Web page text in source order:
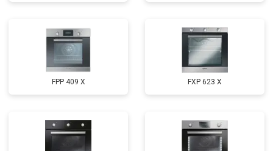
FPP 409 X FXP 623 X